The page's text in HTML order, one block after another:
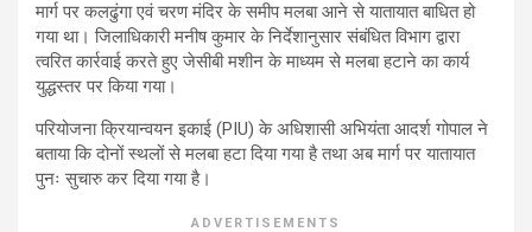
मार्ग पर कलढुंगा एवं चरण मंदिर के समीप मलबा आने से यातायात बाधित हो
गया था। जिलाधिकारी मनीष कुमार के निर्देशानुसार संबंधित विभाग द्वारा
त्वरित कार्रवाई करते हुए जेसीबी मशीन के माध्यम से मलबा हटाने का कार्य
युद्धस्तर पर किया गया।
परियोजना क्रियान्वयन इकाई (PIU) के अधिशासी अभियंता आदर्श गोपाल ने
बताया कि दोनों स्थलों से मलबा हटा दिया गया है तथा अब मार्ग पर यातायात
पुनः सुचारु कर दिया गया है।
ADVERTISEMENTS